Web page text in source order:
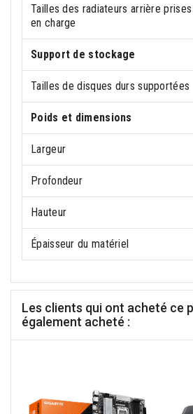
Tailles des radiateurs arrière prises
en charge
Support de stockage
Tailles de disques durs supportées
Poids et dimensions
Largeur
Profondeur
Hauteur
Épaisseur du matériel
Les clients qui ont acheté ce
également acheté :